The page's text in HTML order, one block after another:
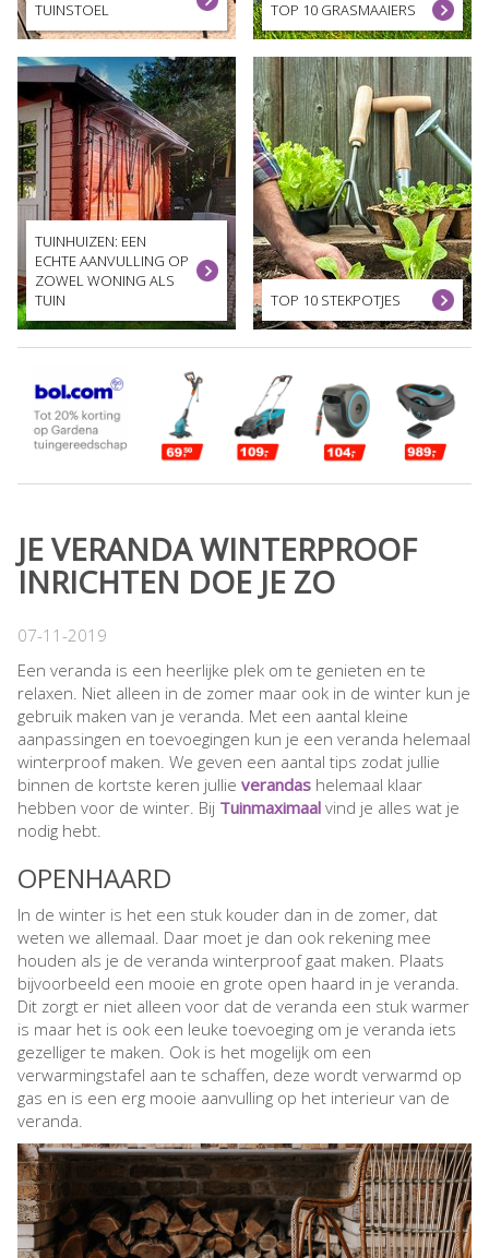
TUINSTOEL
TOP 10 GRASMAAIERS
TUINHUIZEN: EEN
ECHTE AANVULLING OP
ZOWEL WONING ALS
TUIN
TOP 10 STEKPOTJES
JE VERANDA WINTERPROOF
INRICHTEN DOE JE ZO
07-11-2019
Een veranda is een heerlijke plek om te genieten en te
relaxen. Niet alleen in de zomer maar ook in de winter kun je
gebruik maken van je veranda. Met een aantal kleine
aanpassingen en toevoegingen kun je een veranda helemaal
winterproof maken. We geven een aantal tips zodat jullie
binnen de kortste keren jullie verandas helemaal klaar
hebben voor de winter. Bij Tuinmaximaal vind je alles wat je
nodig hebt.
OPENHAARD
In de winter is het een stuk kouder dan in de zomer, dat
weten we allemaal. Daar moet je dan ook rekening mee
houden als je de veranda winterproof gaat maken. Plaats
bijvoorbeeld een mooie en grote open haard in je veranda.
Dit zorgt er niet alleen voor dat de veranda een stuk warmer
is maar het is ook een leuke toevoeging om je veranda iets
gezelliger te maken. Ook is het mogelijk om een
verwarmingstafel aan te schaffen, deze wordt verwarmd op
gas en is een erg mooie aanvulling op het interieur van de
veranda.